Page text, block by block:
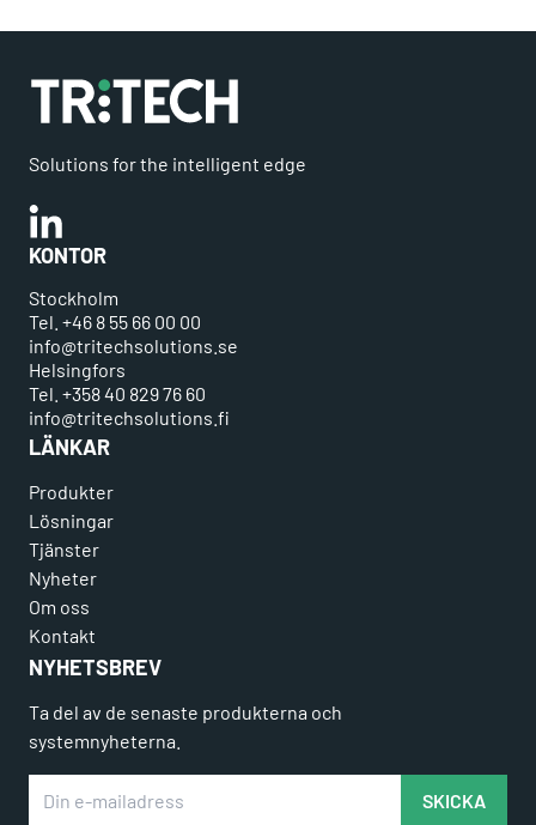
Solutions for the intelligent edge
Linkedin
KONTOR
Stockholm
Tel. +46 8 55 66 00 00
info@tritechsolutions.se
Helsingfors
Tel. +358 40 829 76 60
info@tritechsolutions.fi
LÄNKAR
Produkter
Lösningar
Tjänster
Nyheter
Om oss
Kontakt
NYHETSBREV
Ta del av de senaste produkterna och
systemnyheterna.
SKICKA